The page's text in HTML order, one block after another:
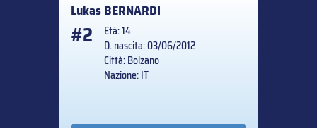
LukasBERNARDI
#2
Età: 14
D. nascita: 03/06/2012
Città: Bolzano
Nazione: IT